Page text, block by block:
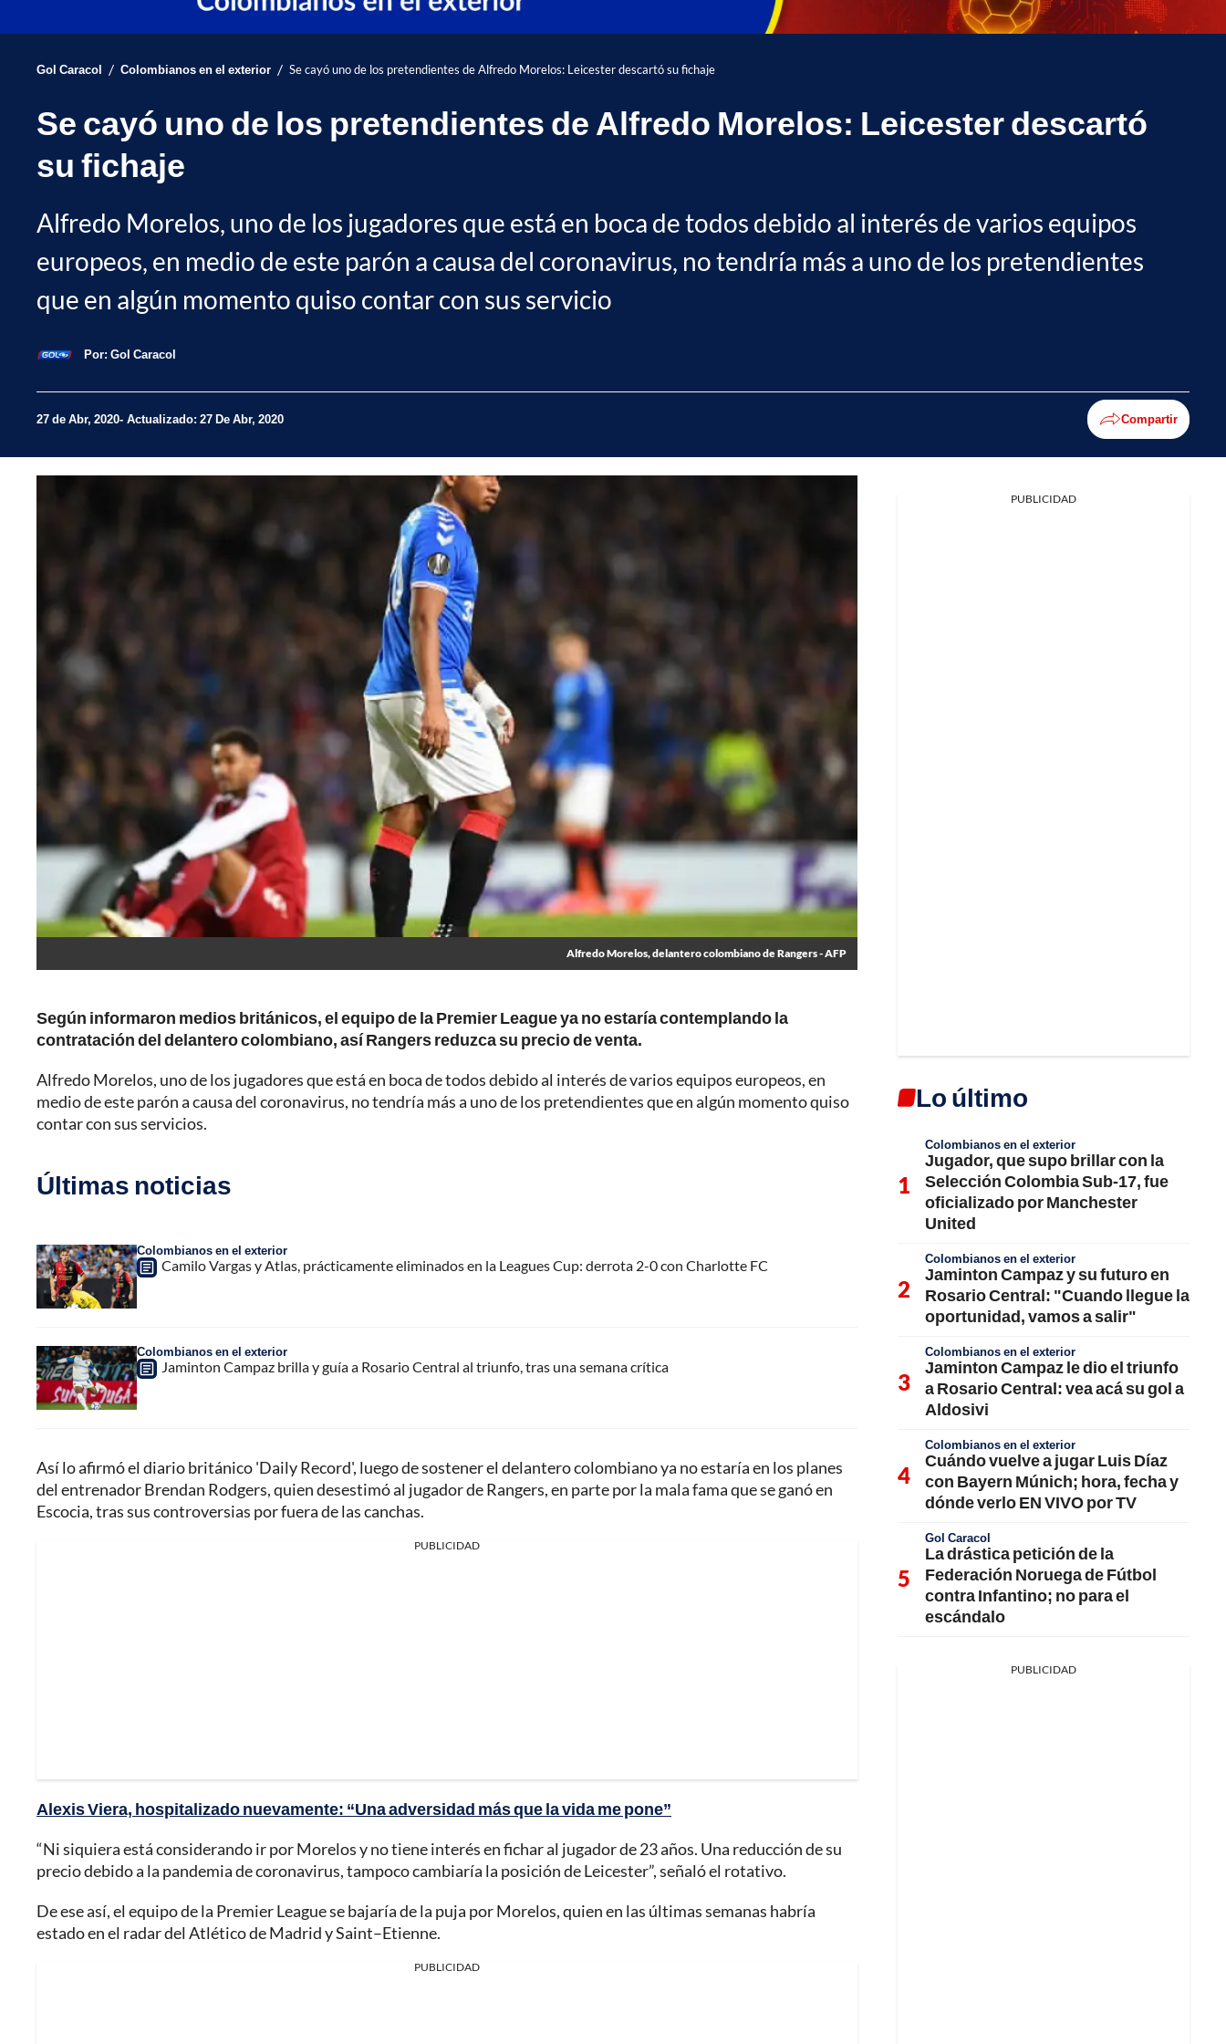
Gol Caracol / Colombianos en el exterior / Se cayó uno de los pretendientes de Alfredo Morelos: Leicester descartó su fichaje
Se cayó uno de los pretendientes de Alfredo Morelos: Leicester descartó
su fichaje
Alfredo Morelos, uno de los jugadores que está en boca de todos debido al interés de varios equipos
europeos, en medio de este parón a causa del coronavirus, no tendría más a uno de los pretendientes
que en algún momento quiso contar con sus servicio
Por: Gol Caracol
27 de Abr, 2020 Actualizado: 27 De Abr, 2020 Compartir
Alfredo Morelos, delantero colombiano de Rangers - AFP
Según informaron medios británicos, el equipo de la Premier League ya no estaría contemplando la
contratación del delantero colombiano, así Rangers reduzca su precio de venta.
Alfredo Morelos, uno de los jugadores que está en boca de todos debido al interés de varios equipos europeos, en
medio de este parón a causa del coronavirus, no tendría más a uno de los pretendientes que en algún momento quiso
contar con sus servicios.
Últimas noticias
Colombianos en el exterior
Camilo Vargas y Atlas, prácticamente eliminados en la Leagues Cup: derrota 2-0 con Charlotte FC
Colombianos en el exterior
Jaminton Campaz brilla y guía a Rosario Central al triunfo, tras una semana crítica
Así lo afirmó el diario británico 'Daily Record', luego de sostener el delantero colombiano ya no estaría en los planes
del entrenador Brendan Rodgers, quien desestimó al jugador de Rangers, en parte por la mala fama que se ganó en
Escocia, tras sus controversias por fuera de las canchas.
PUBLICIDAD
Alexis Viera, hospitalizado nuevamente: “Una adversidad más que la vida me pone”
“Ni siquiera está considerando ir por Morelos y no tiene interés en fichar al jugador de 23 años. Una reducción de su
precio debido a la pandemia de coronavirus, tampoco cambiaría la posición de Leicester”, señaló el rotativo.
De ese así, el equipo de la Premier League se bajaría de la puja por Morelos, quien en las últimas semanas habría
estado en el radar del Atlético de Madrid y Saint–Etienne.
PUBLICIDAD
PUBLICIDAD
Lo último
Colombianos en el exterior
Jugador, que supo brillar con la
Selección Colombia Sub-17, fue
oficializado por Manchester
United
Colombianos en el exterior
Jaminton Campaz y su futuro en
Rosario Central: "Cuando llegue la
oportunidad, vamos a salir"
Colombianos en el exterior
Jaminton Campaz le dio el triunfo
a Rosario Central: vea acá su gol a
Aldosivi
Colombianos en el exterior
Cuándo vuelve a jugar Luis Díaz
con Bayern Múnich; hora, fecha y
dónde verlo EN VIVO por TV
Gol Caracol
La drástica petición de la
Federación Noruega de Fútbol
contra Infantino; no para el
escándalo
PUBLICIDAD